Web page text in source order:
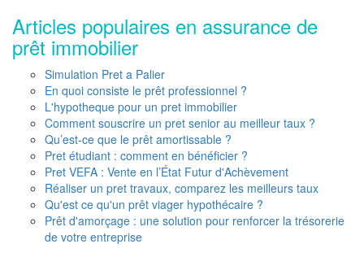
Articles populaires en assurance de
prêt immobilier
Simulation Pret a Palier
En quoi consiste le prêt professionnel ?
L'hypotheque pour un pret immobilier
Comment souscrire un pret senior au meilleur taux ?
Qu’est-ce que le prêt amortissable ?
Pret étudiant : comment en bénéficier ?
Pret VEFA : Vente en l’État Futur d'Achèvement
Réaliser un pret travaux, comparez les meilleurs taux
Qu'est ce qu'un prêt viager hypothécaire ?
Prêt d'amorçage : une solution pour renforcer la trésorerie
de votre entreprise